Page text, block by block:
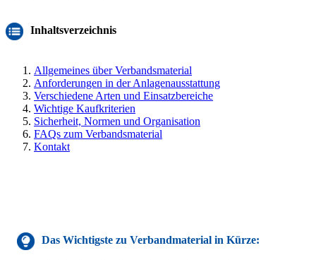
Inhaltsverzeichnis
Allgemeines über Verbandsmaterial
Anforderungen in der Anlagenausstattung
Verschiedene Arten und Einsatzbereiche
Wichtige Kaufkriterien
Sicherheit, Normen und Organisation
FAQs zum Verbandsmaterial
Kontakt
Das Wichtigste zu Verbandmaterial in Kürze: